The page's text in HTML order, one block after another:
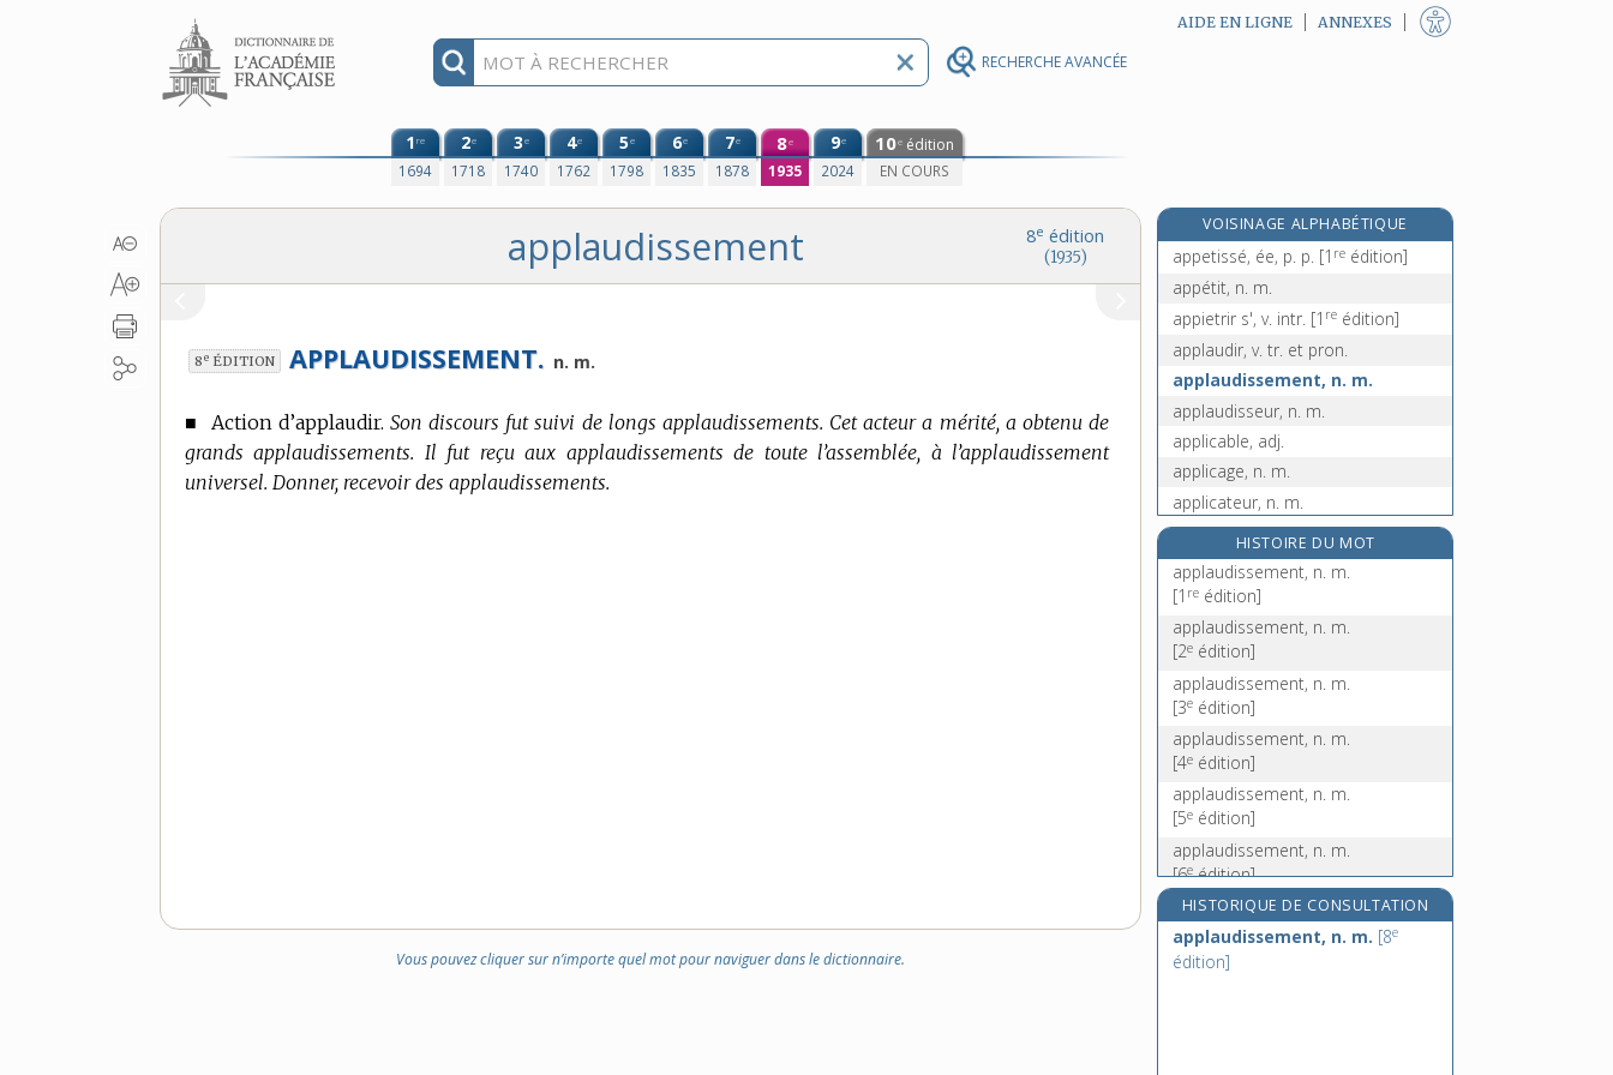
RECHERCHE AVANCÉE
Aller au contenu AIDE EN LIGNE ANNEXES
1re
1694
2e
1718
3e
1740
4e
1762
5e
1798
6e
1835
7e
1878
8e
1935
9e
2024
10e édition
EN COURS
8e édition
(1935)
applaudissement
8e ÉDITION APPLAUDISSEMENT. n. m.
■ Action d’applaudir. Son discours fut suivi de longs applaudissements. Cet acteur a mérité, a obtenu de
grands applaudissements. Il fut reçu aux applaudissements de toute l’assemblée, à l’applaudissement
universel. Donner, recevoir des applaudissements.
Vous pouvez cliquer sur n’importe quel mot pour naviguer dans le dictionnaire.
VOISINAGE ALPHABÉTIQUE
appétissant, -ante, adj.
appetissé, ée, p. p. [1 re édition]
appétit, n. m.
appietrir s', v. intr. [1 re édition]
applaudir, v. tr. et pron.
applaudissement, n. m.
applaudisseur, n. m.
applicable, adj.
applicage, n. m.
applicateur, n. m.
application, n. f.
applique, n. f.
appliqué, -ée, adj.
appliquer, v. tr. et pron.
appoggiature, n. f.
HISTOIRE DU MOT
applaudissement, n. m.
[1 re édition]
applaudissement, n. m.
[2e édition]
applaudissement, n. m.
[3e édition]
applaudissement, n. m.
[4e édition]
applaudissement, n. m.
[5e édition]
applaudissement, n. m.
[6eédition]
applaudissement, n. m.
[7eédition]
applaudissement, n. m.
HISTORIQUE DE CONSULTATION
applaudissement, n. m. [8e
édition]